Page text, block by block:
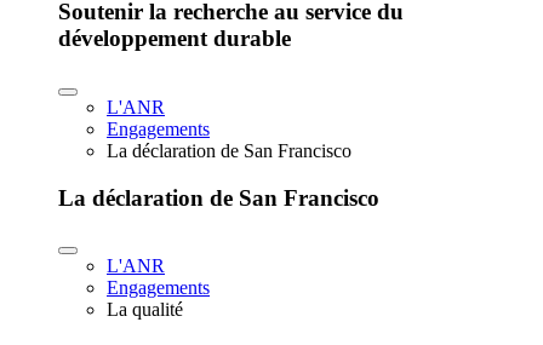
Soutenir la recherche au service du
développement durable
L'ANR
Engagements
La déclaration de San Francisco
La déclaration de San Francisco
L'ANR
Engagements
La qualité